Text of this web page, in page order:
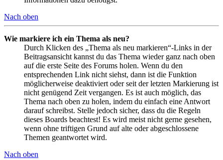
Nach oben
Wie markiere ich ein Thema als neu?
Durch Klicken des „Thema als neu markieren“-Links in der
Beitragsansicht kannst du das Thema wieder ganz nach oben
auf die erste Seite des Forums holen. Wenn du den
entsprechenden Link nicht siehst, dann ist die Funktion
möglicherweise deaktiviert oder seit der letzten Markierung ist
nicht genügend Zeit vergangen. Es ist auch möglich, das
Thema nach oben zu holen, indem du einfach eine Antwort
darauf schreibst. Stelle jedoch sicher, dass du die Regeln
dieses Boards beachtest! Es wird meist nicht gerne gesehen,
wenn ohne triftigen Grund auf alte oder abgeschlossene
Themen geantwortet wird.
Nach oben